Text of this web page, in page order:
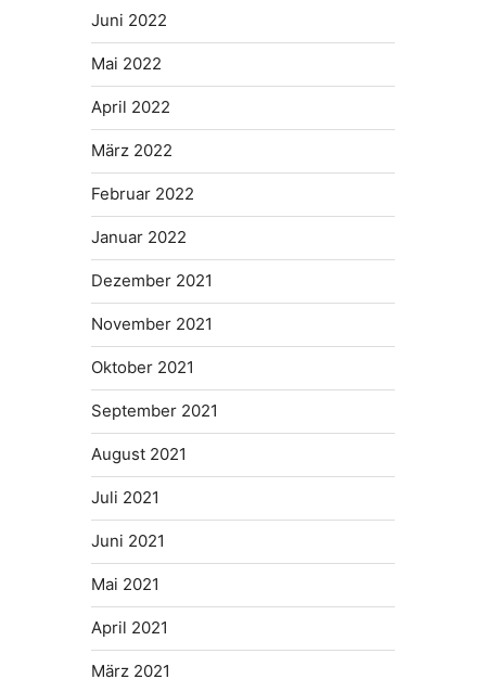
Juni 2022
Mai 2022
April 2022
März 2022
Februar 2022
Januar 2022
Dezember 2021
November 2021
Oktober 2021
September 2021
August 2021
Juli 2021
Juni 2021
Mai 2021
April 2021
März 2021